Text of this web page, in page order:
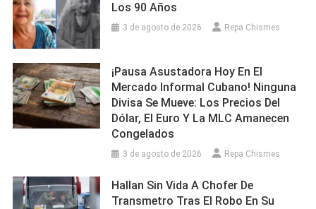
Los 90 Años
3 de agosto de 2026 Repa Chismes
¡Pausa Asustadora Hoy En El
Mercado Informal Cubano! Ninguna
Divisa Se Mueve: Los Precios Del
Dólar, El Euro Y La MLC Amanecen
Congelados
3 de agosto de 2026 Repa Chismes
Hallan Sin Vida A Chofer De
Transmetro Tras El Robo En Su